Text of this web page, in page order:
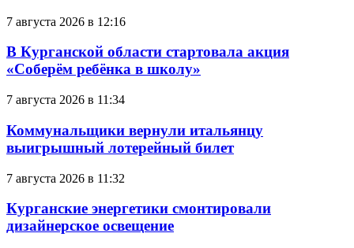
7 августа 2026 в 12:16
В Курганской области стартовала акция
«Соберём ребёнка в школу»
7 августа 2026 в 11:34
Коммунальщики вернули итальянцу
выигрышный лотерейный билет
7 августа 2026 в 11:32
Курганские энергетики смонтировали
дизайнерское освещение